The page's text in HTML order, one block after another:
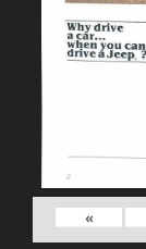
»